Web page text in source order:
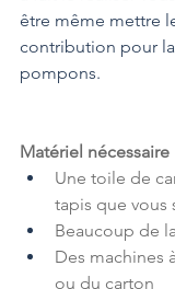
être même mettre
contribution pour
pompons.
Matériel nécessaire
Une toile de
tapis que vous
Beaucoup de
Des machines
ou du carton